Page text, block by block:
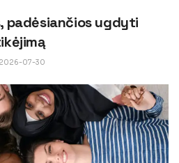
padėsiančios ugdyti
2026-07-30